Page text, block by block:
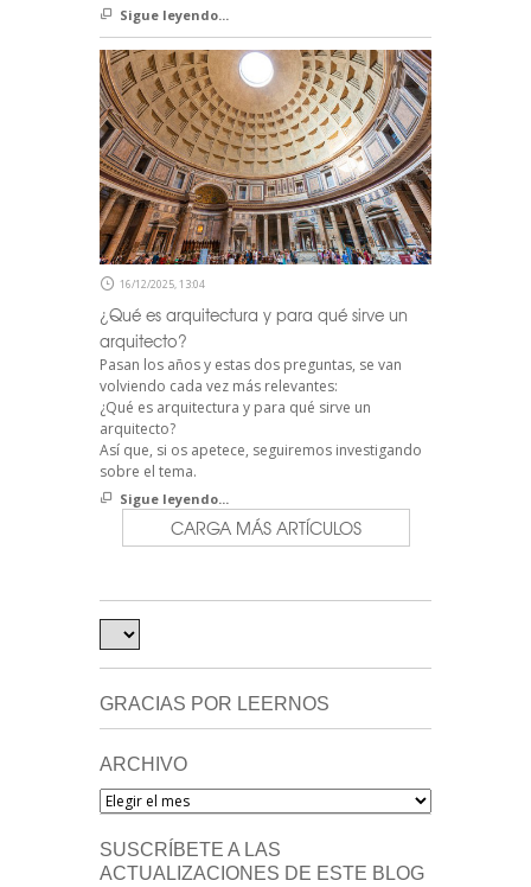
Sigue leyendo...
16/12/2025, 13:04
¿Qué es arquitectura y para qué sirve un
arquitecto?
Pasan los años y estas dos preguntas, se van
volviendo cada vez más relevantes:
¿Qué es arquitectura y para qué sirve un
arquitecto?
Así que, si os apetece, seguiremos investigando
sobre el tema.
Sigue leyendo...
CARGA MÁS ARTÍCULOS
GRACIAS POR LEERNOS
ARCHIVO
Archivo
SUSCRÍBETE A LAS
ACTUALIZACIONES DE ESTE BLOG